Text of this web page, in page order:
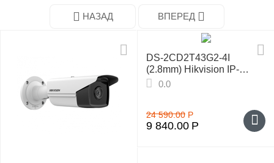
НАЗАД ВПЕРЕД
DS-2CD2T43G2-4I
(2.8mm) Hikvision IP-
видеокамера
0.0
24 590.00 Р
9 840.00 Р